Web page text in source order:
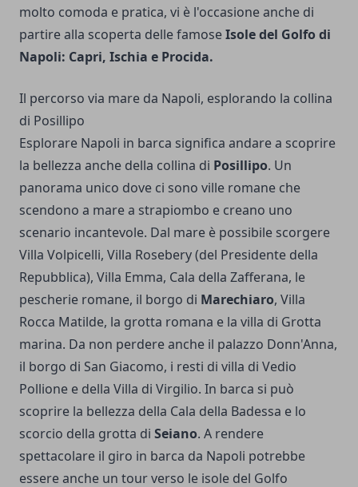
molto comoda e pratica, vi è l'occasione anche di
partire alla scoperta delle famoseIsole del Golfo di
Napoli: Capri, Ischia e Procida.
Il percorso via mare da Napoli, esplorando la collina
di Posillipo
Esplorare Napoli in barca significa andare a scoprire
la bellezza anche della collina di Posillipo. Un
panorama unico dove ci sono ville romane che
scendono a mare a strapiombo e creano uno
scenario incantevole. Dal mare è possibile scorgere
Villa Volpicelli, Villa Rosebery (del Presidente della
Repubblica), Villa Emma, Cala della Zafferana, le
pescherie romane, il borgo di Marechiaro, Villa
Rocca Matilde, la grotta romana e la villa di Grotta
marina. Da non perdere anche il palazzo Donn'Anna,
il borgo di San Giacomo, i resti di villa di Vedio
Pollione e della Villa di Virgilio. In barca si può
scoprire la bellezza della Cala della Badessa e lo
scorcio della grotta di Seiano. A rendere
spettacolare il giro in barca da Napoli potrebbe
essere anche un tour verso le isole del Golfo